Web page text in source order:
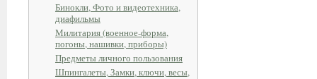
Бинокли, Фото и видеотехника,
диафильмы
Милитария (военное-форма,
погоны, нашивки, приборы)
Предметы личного пользования
Шпингалеты, Замки, ключи, весы,